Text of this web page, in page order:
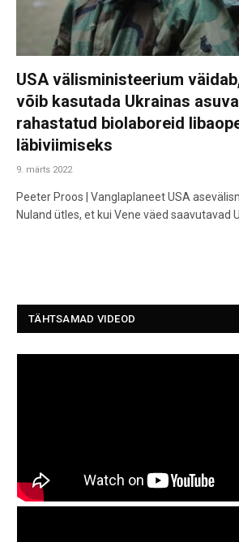
USA välisministeerium
võib kasutada Ukrainas
rahastatud biolaboreid
läbiviimiseks
9. märts 2022
Peeter Proos | Vanglaplaneet USA
Nuland ütles, et kui Vene väed saavutavad
TÄHTSAMAD VIDEOD